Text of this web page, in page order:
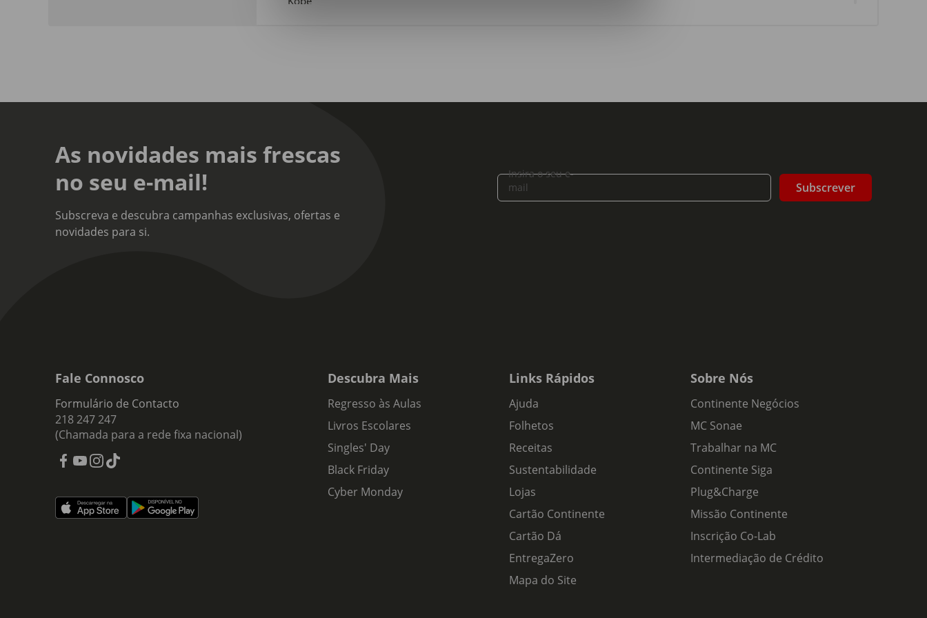
As novidades mais frescas
no seu e-mail!
Subscreva e descubra campanhas exclusivas, ofertas e
novidades para si.
Insira o seu e-
mail
Subscrever
Fale Connosco
Formulário de Contacto
218 247 247
(Chamada para a rede fixa nacional)
Descubra Mais
Regresso às Aulas
Livros Escolares
Singles' Day
Black Friday
Cyber Monday
Links Rápidos
Ajuda
Folhetos
Receitas
Sustentabilidade
Lojas
Cartão Continente
Cartão Dá
EntregaZero
Mapa do Site
Sobre Nós
Continente Negócios
MC Sonae
Trabalhar na MC
Continente Siga
Plug&Charge
Missão Continente
Inscrição Co-Lab
Intermediação de Crédito